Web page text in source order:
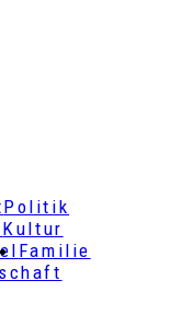
Politik
Kultur
Familie